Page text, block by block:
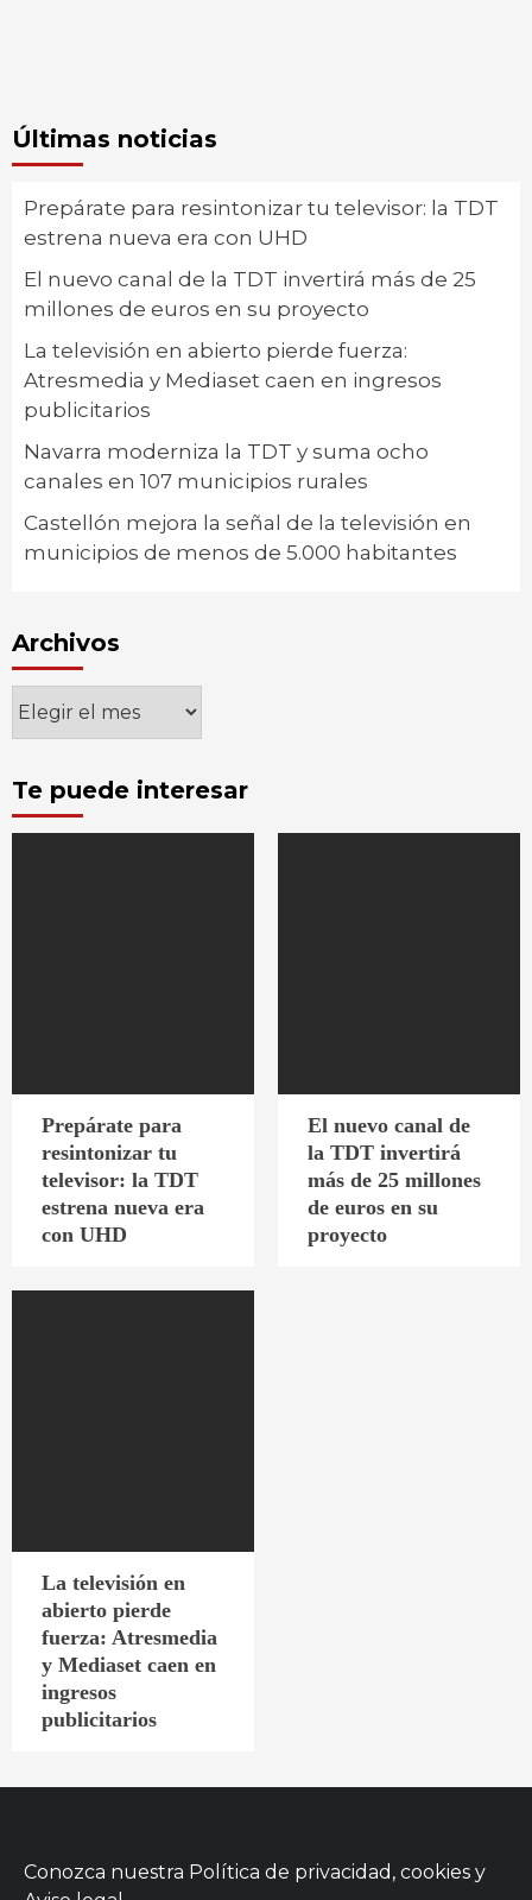
Últimas noticias
Prepárate para resintonizar tu televisor: la TDT
estrena nueva era con UHD
El nuevo canal de la TDT invertirá más de 25
millones de euros en su proyecto
La televisión en abierto pierde fuerza:
Atresmedia y Mediaset caen en ingresos
publicitarios
Navarra moderniza la TDT y suma ocho
canales en 107 municipios rurales
Castellón mejora la señal de la televisión en
municipios de menos de 5.000 habitantes
Archivos
Te puede interesar
Prepárate para
resintonizar tu
televisor: la TDT
estrena nueva era
con UHD
El nuevo canal de
la TDT invertirá
más de 25 millones
de euros en su
proyecto
La televisión en
abierto pierde
fuerza: Atresmedia
y Mediaset caen en
ingresos
publicitarios
Conozca nuestra Política de privacidad, cookies y